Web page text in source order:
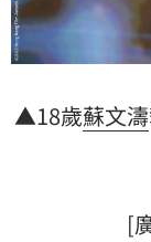
▲18歲蘇文濤
[